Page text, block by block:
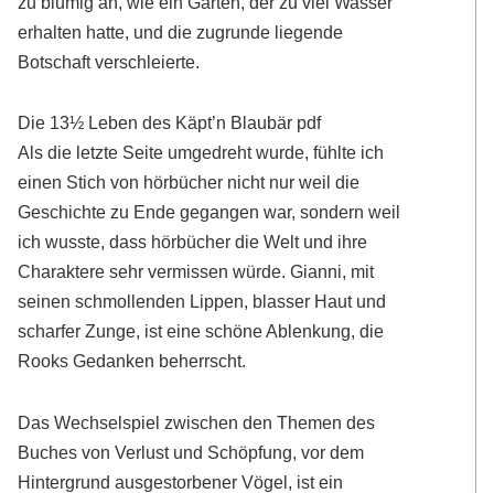
erhalten hatte, und die zugrunde liegende
Botschaft verschleierte.
Die 13½ Leben des Käpt’n Blaubär pdf
Als die letzte Seite umgedreht wurde, fühlte ich
einen Stich von hörbücher nicht nur weil die
Geschichte zu Ende gegangen war, sondern weil
ich wusste, dass hörbücher die Welt und ihre
Charaktere sehr vermissen würde. Gianni, mit
seinen schmollenden Lippen, blasser Haut und
scharfer Zunge, ist eine schöne Ablenkung, die
Rooks Gedanken beherrscht.
Das Wechselspiel zwischen den Themen des
Buches von Verlust und Schöpfung, vor dem
Hintergrund ausgestorbener Vögel, ist ein